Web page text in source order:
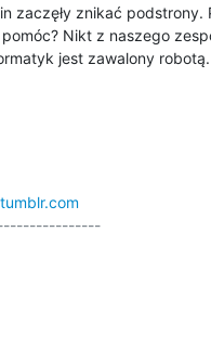
zaczęły znikać podstrony.
Nikt z naszego
jest zawalony